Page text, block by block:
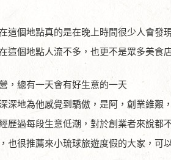
這個地點真的是在晚上時間很少人會發
這個地點人流不多，也更不是眾多美食
，總有一天會有好生意的一天
深地為他感覺到驕傲，是阿，創業維艱
歷過每段生意低潮，對於創業者來說都
也很推薦來小琉球旅遊度假的大家，可